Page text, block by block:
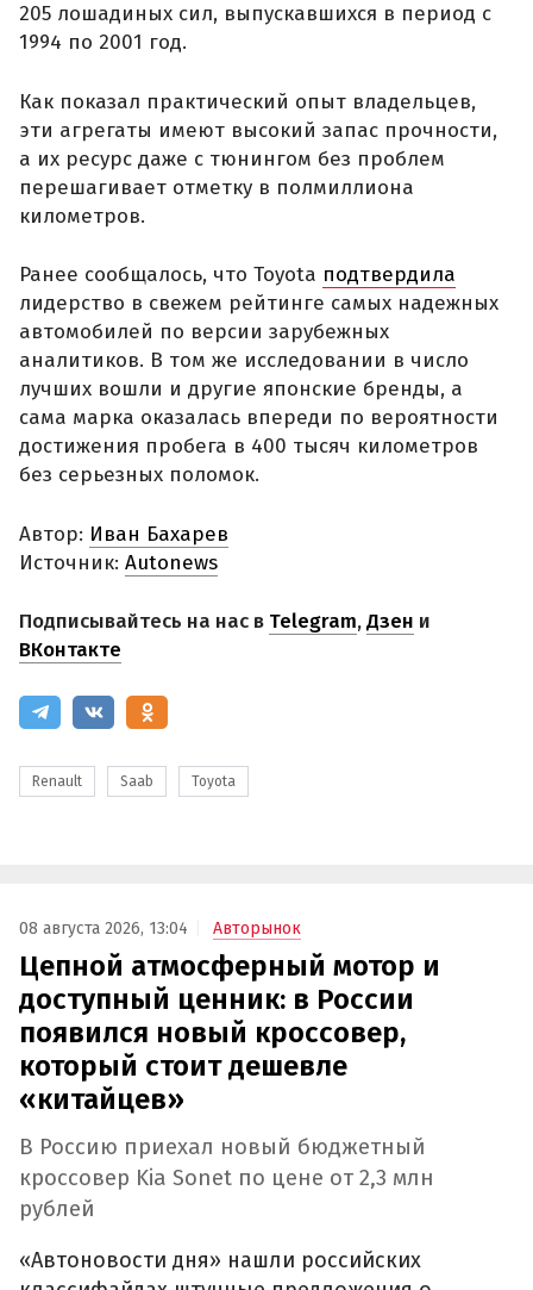
205 лошадиных сил, выпускавшихся в период с
1994 по 2001 год.
Как показал практический опыт владельцев,
эти агрегаты имеют высокий запас прочности,
а их ресурс даже с тюнингом без проблем
перешагивает отметку в полмиллиона
километров.
Ранее сообщалось, что Toyota подтвердила
лидерство в свежем рейтинге самых надежных
автомобилей по версии зарубежных
аналитиков. В том же исследовании в число
лучших вошли и другие японские бренды, а
сама марка оказалась впереди по вероятности
достижения пробега в 400 тысяч километров
без серьезных поломок.
Автор: Иван Бахарев
Источник: Autonews
Подписывайтесь на нас в Telegram,Дзен и
ВКонтакте
Renault Saab Toyota
08 августа 2026, 13:04 Авторынок
Цепной атмосферный мотор и
доступный ценник: в России
появился новый кроссовер,
который стоит дешевле
«китайцев»
В Россию приехал новый бюджетный
кроссовер Kia Sonet по цене от 2,3 млн
рублей
«Автоновости дня» нашли российских